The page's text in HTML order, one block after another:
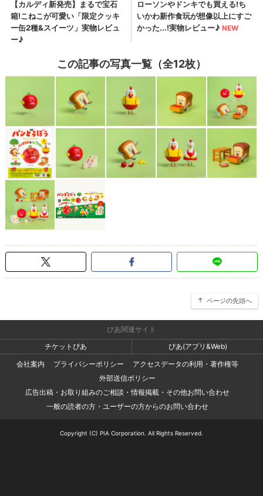
この記事の写真一覧（全12枚）
ページの先頭へ
ぴあ関連サイト
チケットぴあ
ぴあ(アプリ&Web)
会社案内
プライバシーポリシー
アクセスデータの利用・著作権等
外部送信ポリシー
広告出稿・お取り組みのご相談・情報掲載・その他お問い合わせ
一般の読者の方・ユーザーの方からのお問い合わせ
Copyright (C) PIA Corporation. All Rights Reserved.